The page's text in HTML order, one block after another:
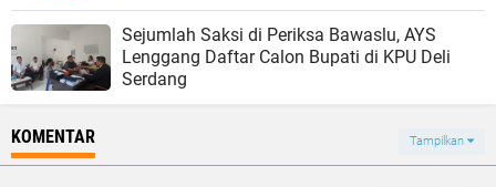
Sejumlah Saksi di Periksa Bawaslu, AYS
Lenggang Daftar Calon Bupati di KPU Deli
Serdang
KOMENTAR Tampilkan